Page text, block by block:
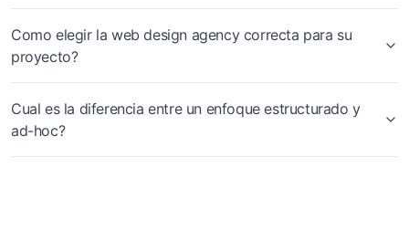
Como elegir la web design agency correcta para su
proyecto?
Cual es la diferencia entre un enfoque estructurado y
ad-hoc?